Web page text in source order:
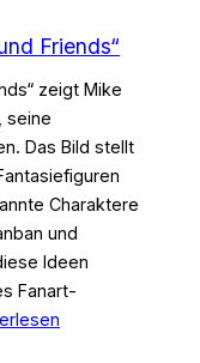
Friends“
zeigt Mike
seine
Das Bild stellt
Charaktere
und
Ideen
Fanart-